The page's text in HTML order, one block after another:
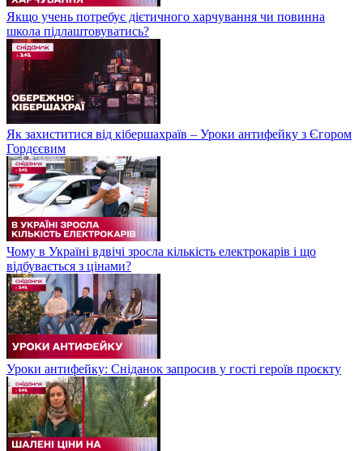
Якщо учень потребує дієтичного харчування чи повинна
школа підлаштовуватись?
Як захиститися від кібершахраїв – Уроки антифейку з Єгором
Гордєєвим
Чому в Україні вдвічі зросла кількість електрокарів і що
відбувається з цінами?
Уроки антифейку: Сніданок запросив у гості героїв проєкту